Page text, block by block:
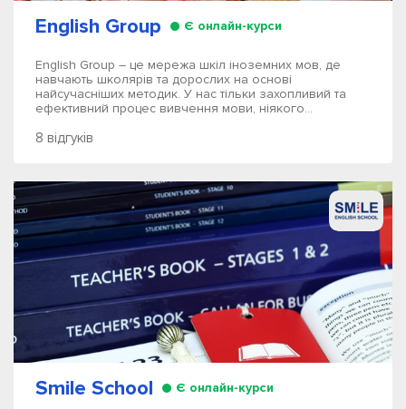
English Group Є онлайн-курси
English Group – це мережа шкіл іноземних мов, де
навчають школярів та дорослих на основі
найсучасніших методик. У нас тільки захопливий та
ефективний процес вивчення мови, ніякого...
8 відгуків
Smile School Є онлайн-курси